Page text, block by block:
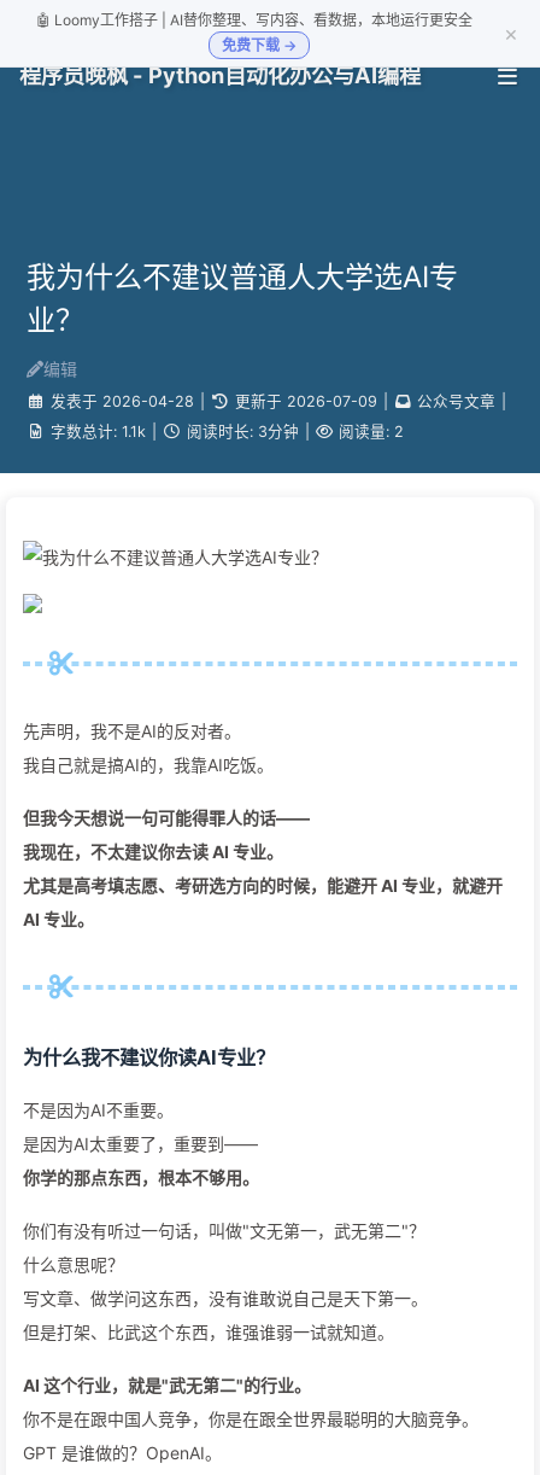
🤖 Loomy工作搭子 | AI替你整理、写内容、看数据，本地运行更安全
免费下载 →
×
程序员晚枫 - Python自动化办公与AI编程
我为什么不建议普通人大学选AI专
业？
编辑
发表于 2026-04-28 更新于 2026-07-09 公众号文章
字数总计: 1.1k 阅读时长: 3分钟 阅读量: 2
先声明，我不是AI的反对者。
我自己就是搞AI的，我靠AI吃饭。
但我今天想说一句可能得罪人的话——
我现在，不太建议你去读 AI 专业。
尤其是高考填志愿、考研选方向的时候，能避开 AI 专业，就避开
AI 专业。
为什么我不建议你读AI专业？
不是因为AI不重要。
是因为AI太重要了，重要到——
你学的那点东西，根本不够用。
你们有没有听过一句话，叫做"文无第一，武无第二"？
什么意思呢？
写文章、做学问这东西，没有谁敢说自己是天下第一。
但是打架、比武这个东西，谁强谁弱一试就知道。
AI 这个行业，就是"武无第二"的行业。
你不是在跟中国人竞争，你是在跟全世界最聪明的大脑竞争。
GPT 是谁做的？OpenAI。